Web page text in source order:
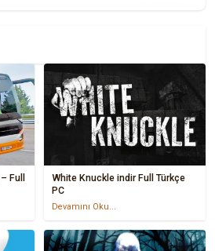
Full
White Knuckle indir Full Türkçe
PC
Devamını Oku...